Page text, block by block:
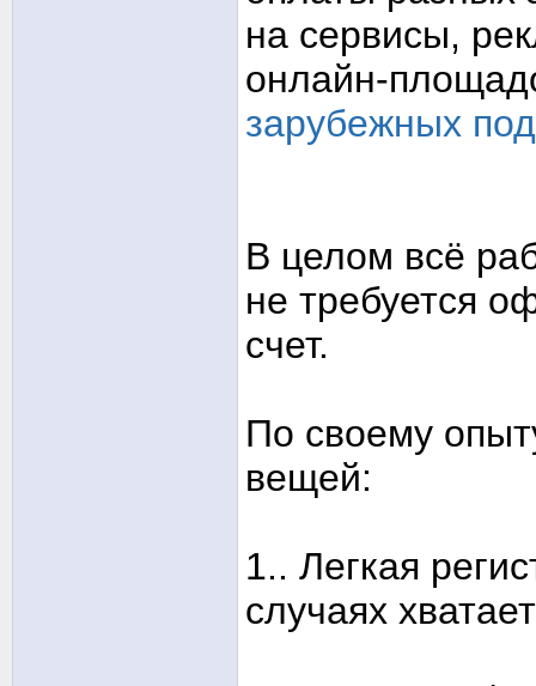
на сервисы,
онлайн-
зарубежных
В целом всё
не требуется
счет.
По своему
вещей:
1.. Легкая
случаях